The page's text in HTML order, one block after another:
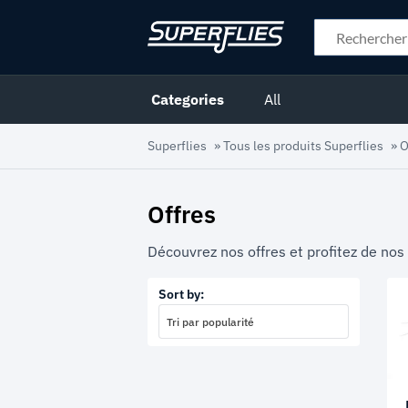
Categories All
Superflies »Tous les produits Superflies »
Offres
Découvrez nos offres et profitez de
Sort by:
Tri par popularité